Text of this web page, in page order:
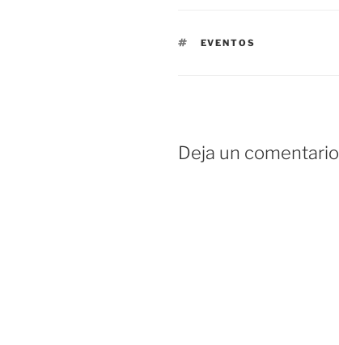
ETIQUETAS
EVENTOS
Deja un comentario